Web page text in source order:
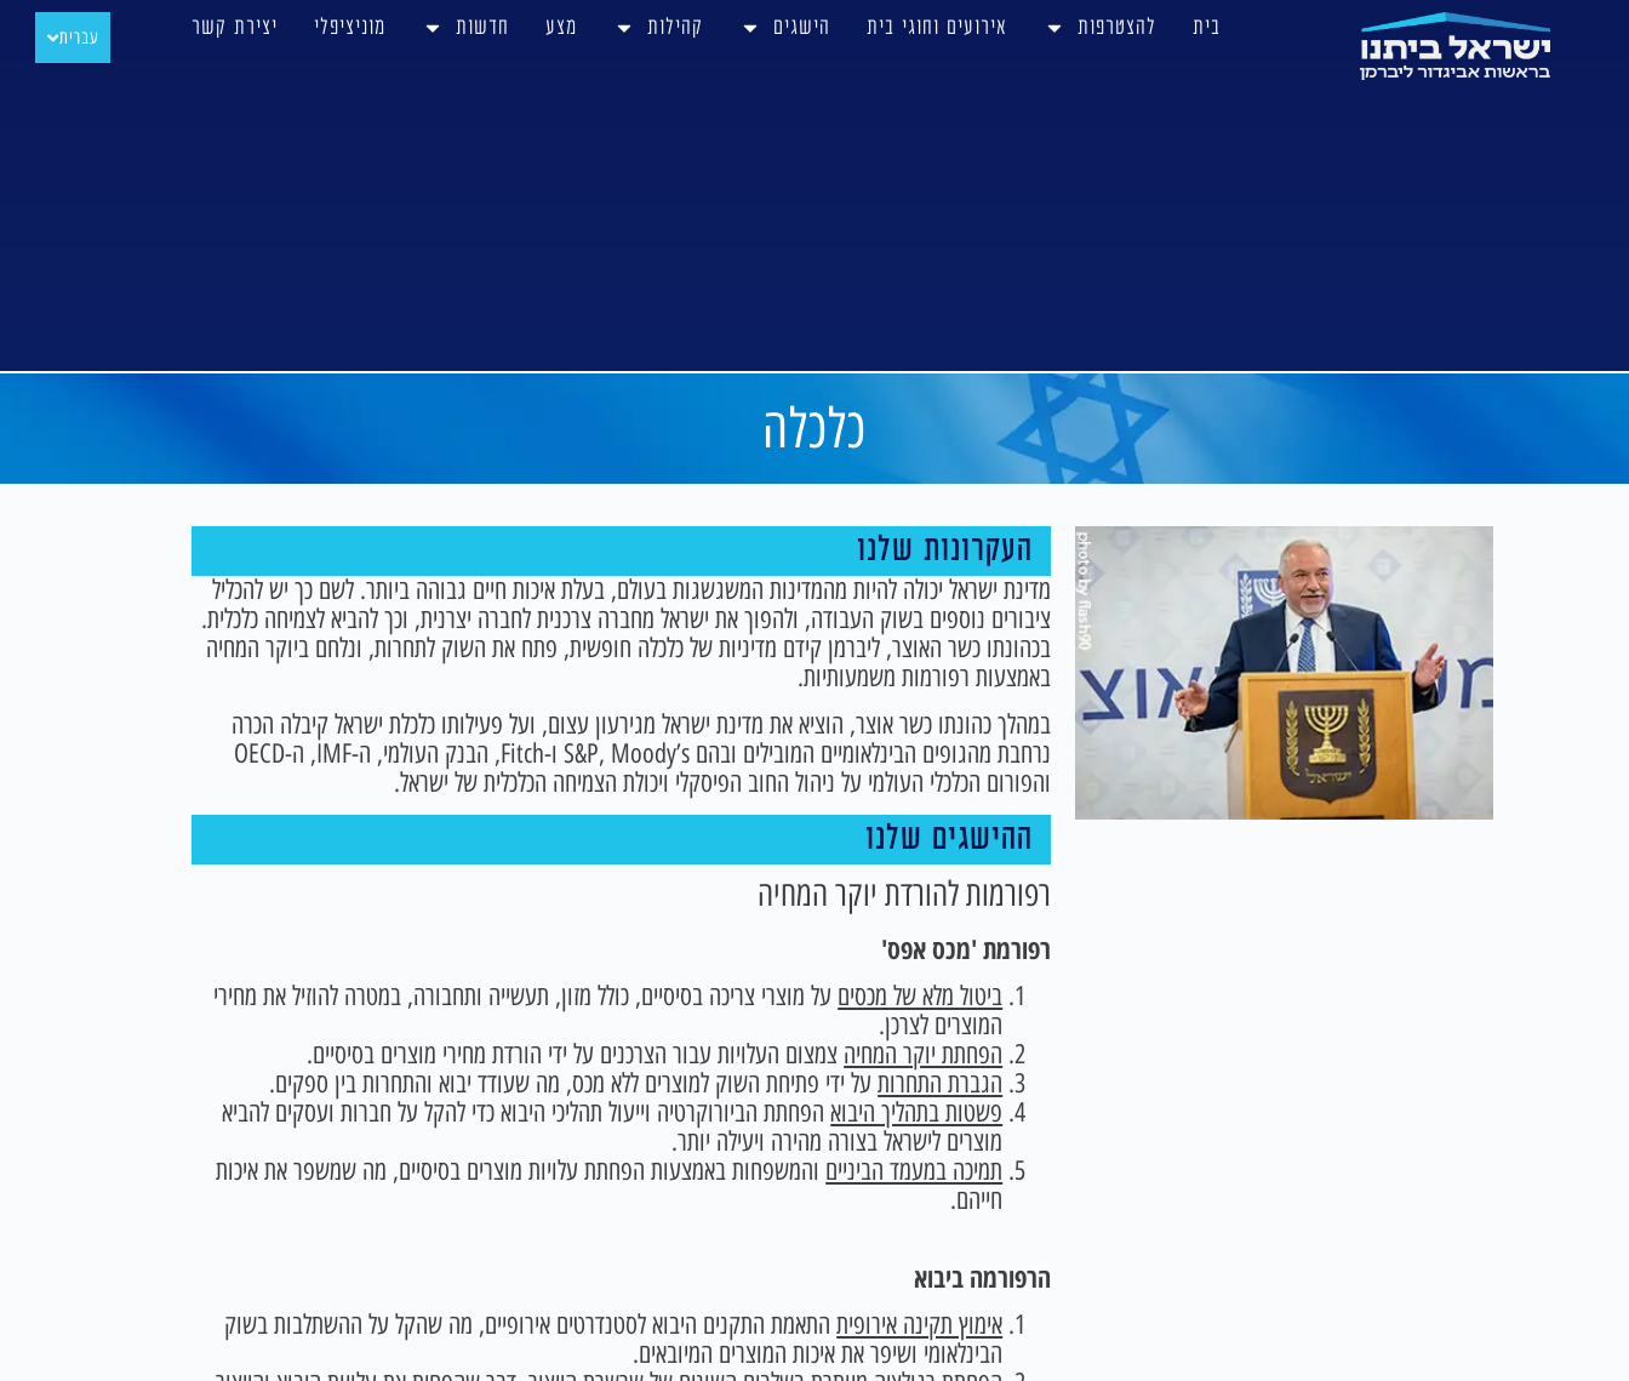
עברית
РУССКИЙ בית להצטרפות אירועים וחוגי בית הישגים קהילות מצע חדשות מוניציפלי יצירת קשר
כלכלה
העקרונות שלנו
מדינת ישראל יכולה להיות מהמדינות המשגשגות בעולם, בעלת איכות חיים גבוהה ביותר. לשם כך יש להכליל
ציבורים נוספים בשוק העבודה, ולהפוך את ישראל מחברה צרכנית לחברה יצרנית, וכך להביא לצמיחה כלכלית.
בכהונתו כשר האוצר, ליברמן קידם מדיניות של כלכלה חופשית, פתח את השוק לתחרות, ונלחם ביוקר המחיה
באמצעות רפורמות משמעותיות.
במהלך כהונתו כשר אוצר, הוציא את מדינת ישראל מגירעון עצום, ועל פעילותו כלכלת ישראל קיבלה הכרה
נרחבת מהגופים הבינלאומיים המובילים ובהם S&P, Moody’s ו-Fitch, הבנק העולמי, ה-IMF, ה-OECD
והפורום הכלכלי העולמי על ניהול החוב הפיסקלי ויכולת הצמיחה הכלכלית של ישראל.
ההישגים שלנו
רפורמות להורדת יוקר המחיה
רפורמת 'מכס אפס'
ביטול מלא של מכסים על מוצרי צריכה בסיסיים, כולל מזון, תעשייה ותחבורה, במטרה להוזיל את מחירי
המוצרים לצרכן.
הפחתת יוקר המחיה צמצום העלויות עבור הצרכנים על ידי הורדת מחירי מוצרים בסיסיים.
הגברת התחרותעל ידי פתיחת השוק למוצרים ללא מכס, מה שעודד יבוא והתחרות בין ספקים.
פשטות בתהליך היבואהפחתת הביורוקרטיה וייעול תהליכי היבוא כדי להקל על חברות ועסקים להביא
מוצרים לישראל בצורה מהירה ויעילה יותר.
תמיכה במעמד הביניים והמשפחות באמצעות הפחתת עלויות מוצרים בסיסיים, מה שמשפר את איכות
חייהם.
הרפורמה ביבוא
אימוץ תקינה אירופיתהתאמת התקנים היבוא לסטנדרטים אירופיים, מה שהקל על ההשתלבות בשוק
הבינלאומי ושיפר את איכות המוצרים המיובאים.